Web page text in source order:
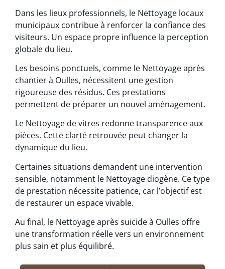
Dans les lieux professionnels, le Nettoyage locaux
municipaux contribue à renforcer la confiance des
visiteurs. Un espace propre influence la perception
globale du lieu.
Les besoins ponctuels, comme le Nettoyage après
chantier à Oulles, nécessitent une gestion
rigoureuse des résidus. Ces prestations
permettent de préparer un nouvel aménagement.
Le Nettoyage de vitres redonne transparence aux
pièces. Cette clarté retrouvée peut changer la
dynamique du lieu.
Certaines situations demandent une intervention
sensible, notamment le Nettoyage diogène. Ce type
de prestation nécessite patience, car l’objectif est
de restaurer un espace vivable.
Au final, le Nettoyage après suicide à Oulles offre
une transformation réelle vers un environnement
plus sain et plus équilibré.